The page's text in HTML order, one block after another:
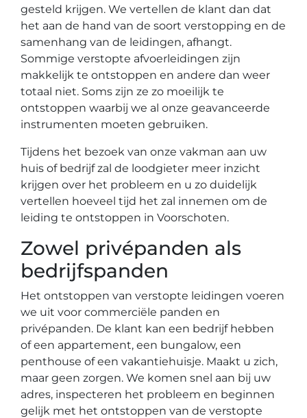
gesteld krijgen. We vertellen de klant dan dat
het aan de hand van de soort verstopping en de
samenhang van de leidingen, afhangt.
Sommige verstopte afvoerleidingen zijn
makkelijk te ontstoppen en andere dan weer
totaal niet. Soms zijn ze zo moeilijk te
ontstoppen waarbij we al onze geavanceerde
instrumenten moeten gebruiken.
Tijdens het bezoek van onze vakman aan uw
huis of bedrijf zal de loodgieter meer inzicht
krijgen over het probleem en u zo duidelijk
vertellen hoeveel tijd het zal innemen om de
leiding te ontstoppen in Voorschoten.
Zowel privépanden als
bedrijfspanden
Het ontstoppen van verstopte leidingen voeren
we uit voor commerciële panden en
privépanden. De klant kan een bedrijf hebben
of een appartement, een bungalow, een
penthouse of een vakantiehuisje. Maakt u zich,
maar geen zorgen. We komen snel aan bij uw
adres, inspecteren het probleem en beginnen
gelijk met het ontstoppen van de verstopte